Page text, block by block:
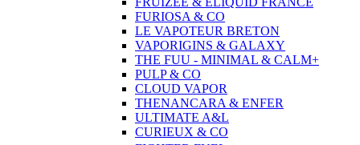
FURIOSA & CO
LE VAPOTEUR BRETON
VAPORIGINS & GALAXY
THE FUU - MINIMAL & CALM+
PULP & CO
CLOUD VAPOR
THENANCARA & ENFER
ULTIMATE A&L
CURIEUX & CO